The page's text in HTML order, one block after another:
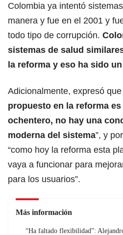
Colombia ya intentó
manera y fue en el 2001 y
todo tipo de corrupción.
sistemas de salud
la reforma y eso ha sido
Adicionalmente, expresó que
propuesto en la reforma
ochentero, no hay una
moderna del sistema”, y
“como hoy la reforma esta
vaya a funcionar para
para los usuarios”.
Más información
“Ha faltado flexibilidad”: